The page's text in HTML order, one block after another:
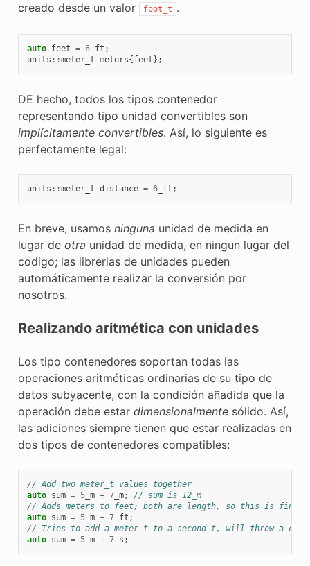
creado desde un valor foot_t .
auto feet = 6_ft ;
units ::meter_t meters{feet};
DE hecho, todos los tipos contenedor
representando tipo unidad convertibles son
implícitamente convertibles. Así, lo siguiente es
perfectamente legal:
units ::meter_t distance = 6_ft ;
En breve, usamos ninguna unidad de medida en
lugar de otra unidad de medida, en ningun lugar del
codigo; las librerias de unidades pueden
automáticamente realizar la conversión por
nosotros.
Realizando aritmética con unidades
Los tipo contenedores soportan todas las
operaciones aritméticas ordinarias de su tipo de
datos subyacente, con la condición añadida que la
operación debe estar dimensionalmentesólido. Así,
las adiciones siempre tienen que estar realizadas en
dos tipos de contenedores compatibles:
// Add two meter_t values together
auto sum = 5_m + 7_m;
// sum is 12_m
// Adds meters to feet; both are length, so this is fine
auto sum = 5_m + 7_ft ;
// Tries to add a meter_t to a second_t, will throw a
auto sum = 5_m + 7_s ;